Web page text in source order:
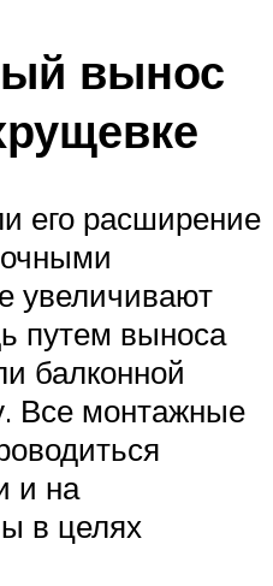
вынос
его расширение
увеличивают
путем выноса
балконной
Все монтажные
и на
в целях